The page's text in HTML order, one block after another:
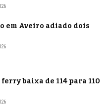
em Aveiro adiado dois
ferry baixa de 114 para 110